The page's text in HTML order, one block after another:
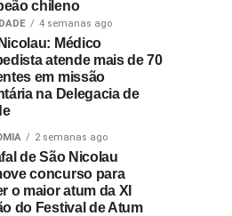
chileno
4 semanas ago
Médico
atende mais de 70
em missão
na Delegacia de
2 semanas ago
de São Nicolau
concurso para
o maior atum da XI
do Festival de Atum